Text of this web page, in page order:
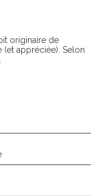
originaire de
appréciée). Selon